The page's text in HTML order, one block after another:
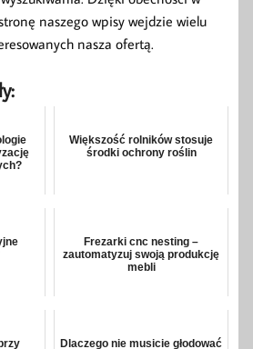
naszego wpisy wejdzie wielu
nasza ofertą.
Większość rolników stosuje
środki ochrony roślin
Frezarki cnc nesting –
zautomatyzuj swoją produkcję
mebli
Dlaczego nie musicie głodować